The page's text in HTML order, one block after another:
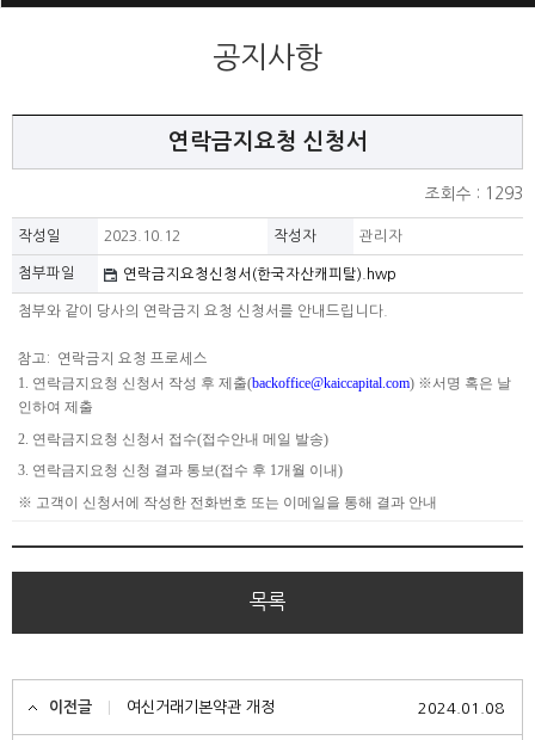
공지사항
연락금지요청 신청서
조회수 : 1293
작성일 2023.10.12 작성자 관리자
첨부파일 연락금지요청신청서(한국자산캐피탈).hwp
첨부와 같이 당사의 연락금지 요청 신청서를 안내드립니다.
참고: 연락금지 요청 프로세스
1. 연락금지요청 신청서 작성 후 제출(backoffice@kaiccapital.com) ※서명 혹은 날
인하여 제출
2. 연락금지요청 신청서 접수(접수안내 메일 발송)
3. 연락금지요청 신청 결과 통보(접수 후 1개월 이내)
※ 고객이 신청서에 작성한 전화번호 또는 이메일을 통해 결과 안내
목록
이전글 여신거래기본약관 개정 2024.01.08